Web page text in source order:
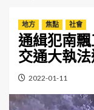
地方 焦點 社會
通緝犯南
交通大執
2022-01-11